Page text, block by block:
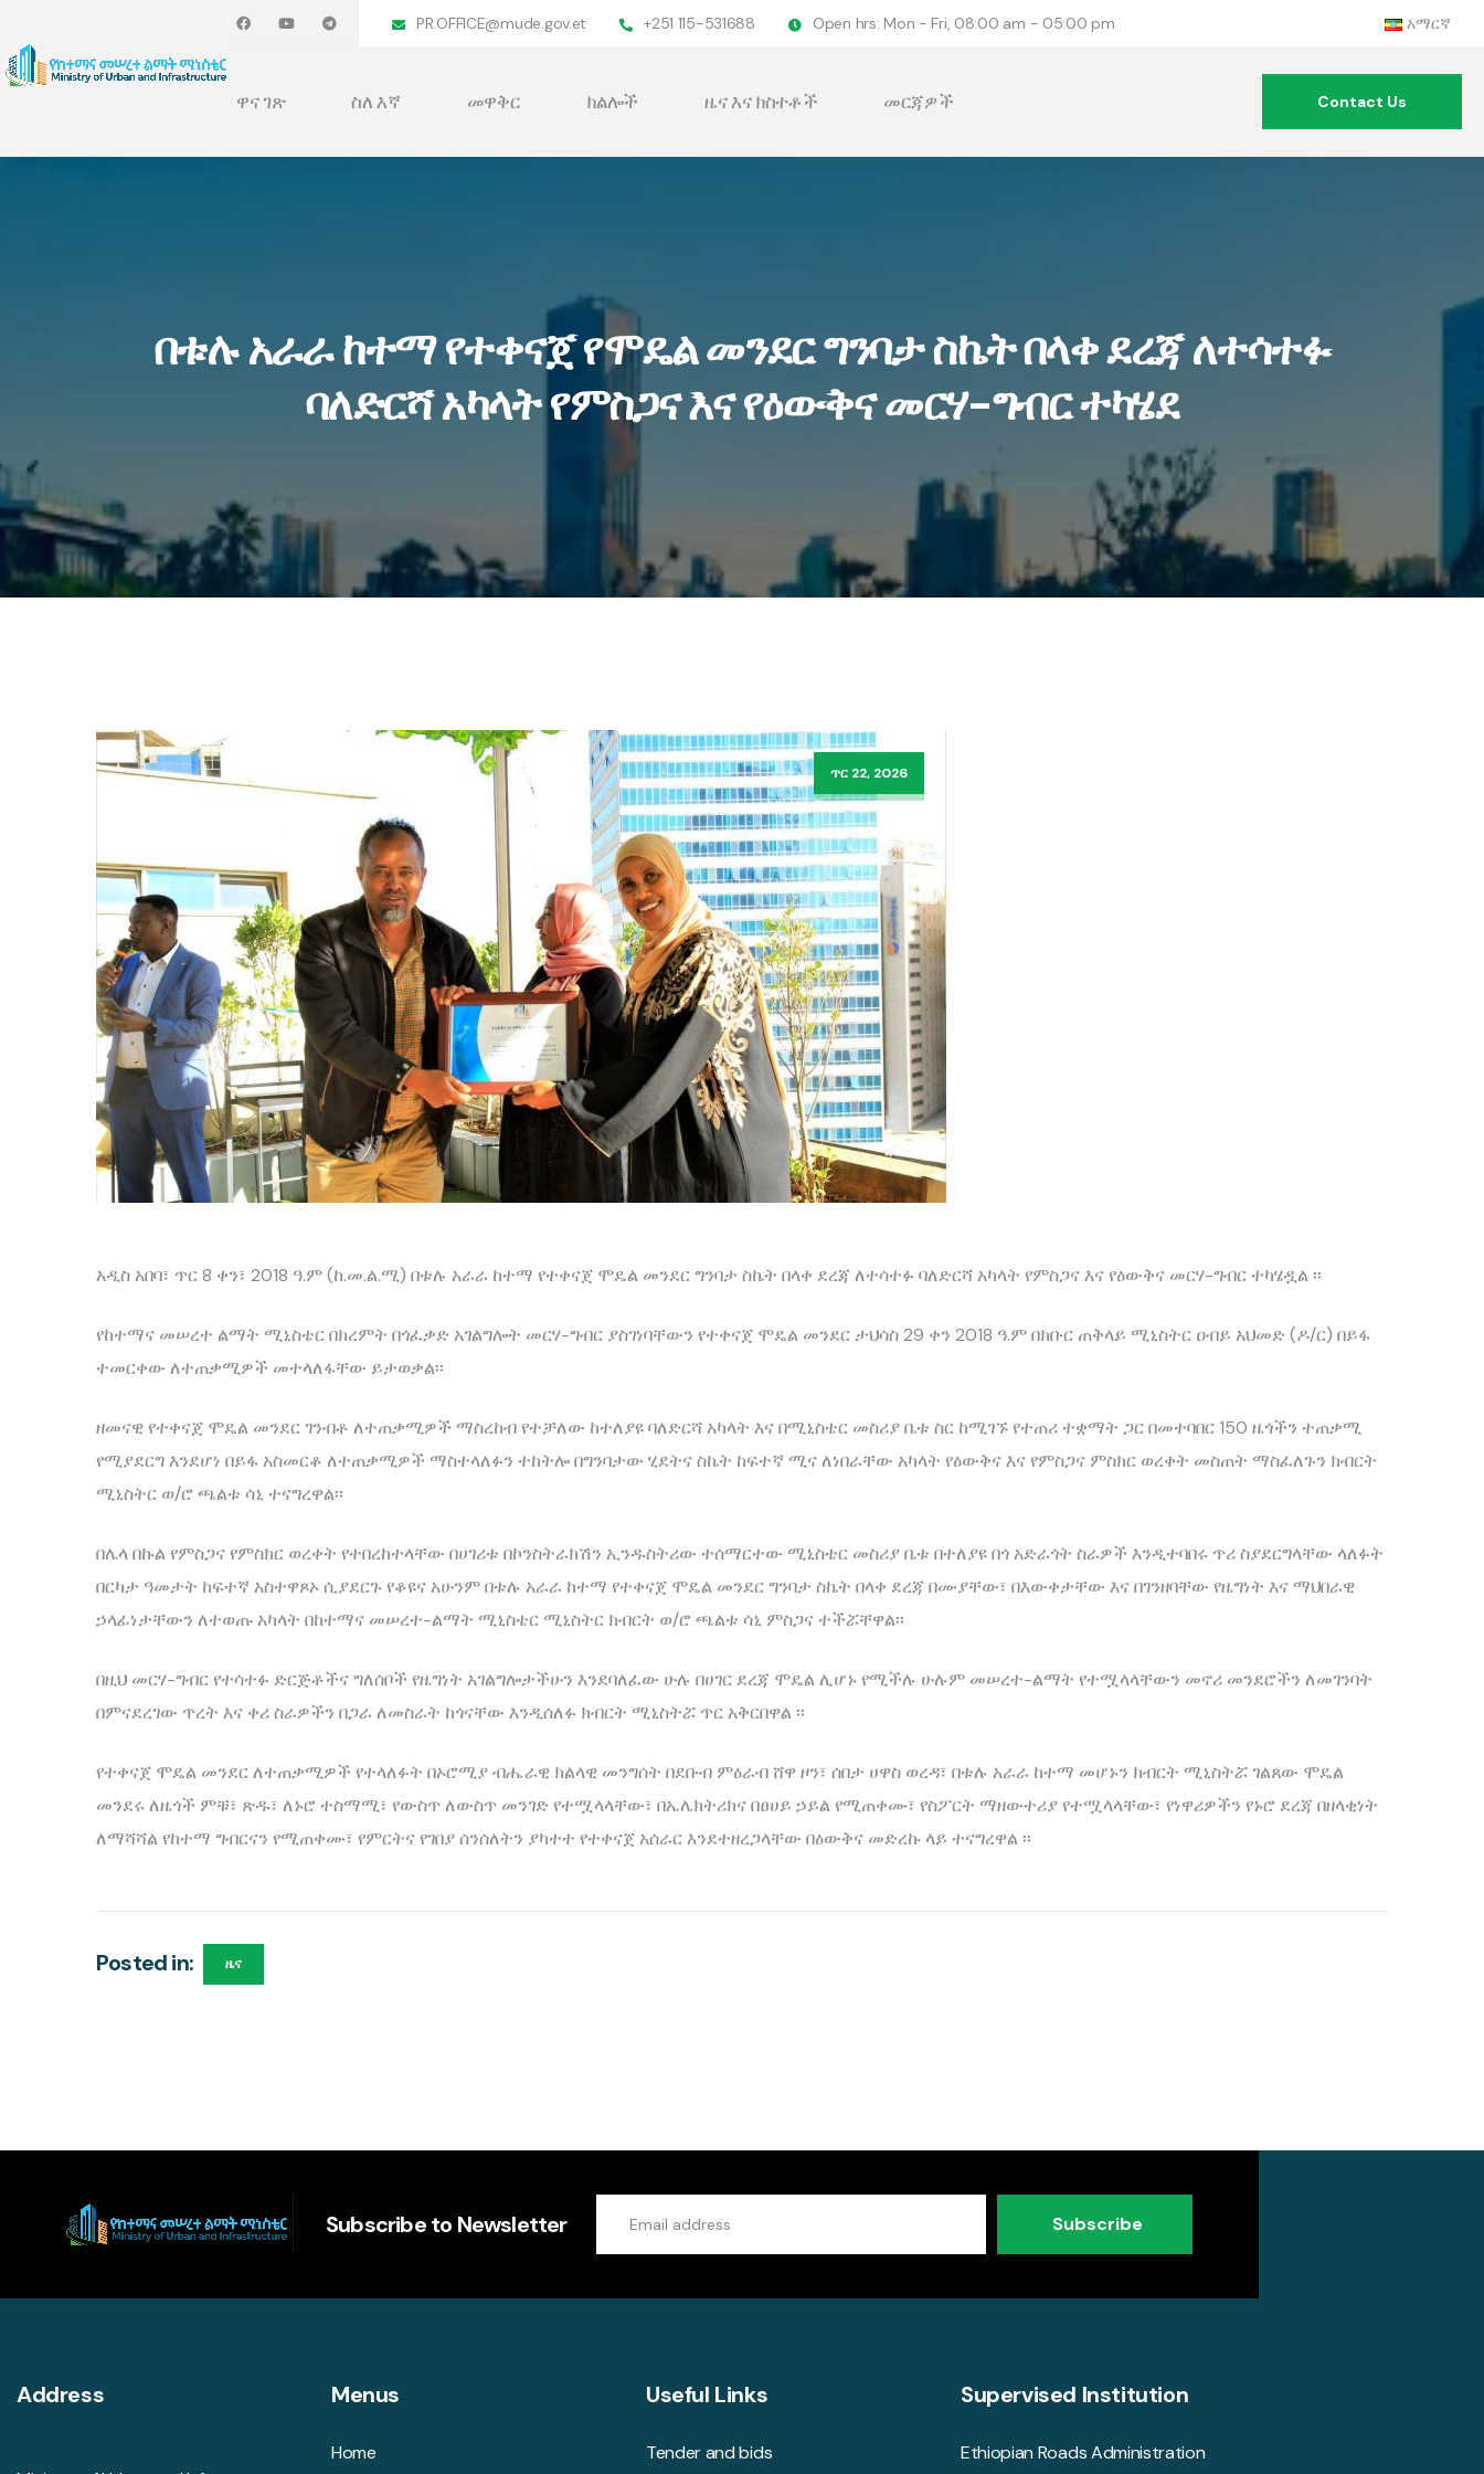
PR.OFFICE@mude.gov.et +251 115-531688 Open hrs: Mon - Fri, 08:00 am - 05:00 pm አማርኛ
ዋና ገጽ ስለ እኛ መዋቅር ክልሎች ዜና እና ክስተቶች መርጃዎች Contact Us
በቱሉ አራራ ከተማ የተቀናጀ የሞዴል መንደር ግንባታ ስኬት በላቀ ደረጃ ለተሳተፉ
ባለድርሻ አካላት የምስጋና እና የዕውቅና መርሃ-ግብር ተካሄደ
ጥር 22, 2026
አዲስ አበባ፣ ጥር 8 ቀን፣ 2018 ዓ.ም (ከ.መ.ል.ሚ) በቱሉ አራራ ከተማ የተቀናጀ ሞዴል መንደር ግንባታ ስኬት በላቀ ደረጃ ለተሳተፉ ባለድርሻ አካላት የምስጋና እና የዕውቅና መርሃ-ግብር ተካሄዷል ፡፡
የከተማና መሠረተ ልማት ሚኒስቴር በክረምት በጎፈቃድ አገልግሎት መርሃ-ግብር ያስገነባቸውን የተቀናጀ ሞዴል መንደር ታህሳስ 29 ቀን 2018 ዓ.ም በክቡር ጠቅላይ ሚኒስትር ዐብይ አህመድ (ዶ/ር) በይፋ
ተመርቀው ለተጠቃሚዎች መተላለፋቸው ይታወቃል፡፡
ዘመናዊ የተቀናጀ ሞዴል መንደር ገንብቶ ለተጠቃሚዎች ማስረከብ የተቻለው ከተለያዩ ባለድርሻ አካላት እና በሚኒስቴር መስሪያ ቤቱ ስር ከሚገኙ የተጠሪ ተቋማት ጋር በመተባበር 150 ዜጎችን ተጠቃሚ
የሚያደርግ እንደሆነ በይፋ አስመርቆ ለተጠቃሚዎች ማስተላለፉን ተከትሎ በግንባታው ሂደትና ስኬት ከፍተኛ ሚና ለነበራቸው አካላት የዕውቅና እና የምስጋና ምስክር ወረቀት መስጠት ማስፈለጉን ክብርት
ሚኒስትር ወ/ሮ ጫልቱ ሳኒ ተናግረዋል፡፡
በሌላ በኩል የምስጋና የምስክር ወረቀት የተበረከተላቸው በሀገሪቱ በኮንስትራክሽን ኢንዱስትሪው ተሰማርተው ሚኒስቴር መስሪያ ቤቱ በተለያዩ በጎ አድራጎት ስራዎች እንዲተባበሩ ጥሪ ስያደርግላቸው ላለፉት
በርካታ ዓመታት ከፍተኛ አስተዋጾኦ ሲያደርጉ የቆዩና አሁንም በቱሉ አራራ ከተማ የተቀናጀ ሞዴል መንደር ግንባታ ስኬት በላቀ ደረጃ በሙያቸው፣ በእውቀታቸው እና በገንዘባቸው የዜግነት እና ማህበራዊ
ኃላፊነታቸውን ለተወጡ አካላት በከተማና መሠረተ-ልማት ሚኒስቴር ሚኒስትር ክብርት ወ/ሮ ጫልቱ ሳኒ ምስጋና ተችሯቸዋል፡፡
በዚህ መርሃ-ግብር የተሳተፉ ድርጅቶችና ግለሰቦች የዜግነት አገልግሎታችሁን እንደባለፈው ሁሉ በሀገር ደረጃ ሞዴል ሊሆኑ የሚችሉ ሁሉም መሠረተ-ልማት የተሟላላቸውን መኖሪ መንደሮችን ለመገንባት
በምናደረገው ጥረት እና ቀሪ ስራዎችን በጋራ ለመስራት ከጎናቸው እንዲሰለፉ ክብርት ሚኒስትሯ ጥር አቅርበዋል ፡፡
የተቀናጀ ሞዴል መንደር ለተጠቃሚዎች የተላለፉት በኦሮሚያ ብሔራዊ ክልላዊ መንግሰት በደቡብ ምዕራብ ሸዋ ዞን፣ ሰበታ ሀዋስ ወረዳ፣ በቱሉ አራራ ከተማ መሆኑን ክብርት ሚኒስትሯ ገልጸው ሞዴል
መንደሩ ለዜጎች ምቹ፣ ጽዱ፣ ለኑሮ ተስማሚ፣ የውስጥ ለውስጥ መንገድ የተሟላላቸው፣ በኤሌክትሪክና በፀሀይ ኃይል የሚጠቀሙ፣ የስፖርት ማዘውተሪያ የተሟላላቸው፣ የነዋሪዎችን የኑሮ ደረጃ በዘላቂነት
ለማሻሻል የከተማ ግብርናን የሚጠቀሙ፣ የምርትና የገበያ ሰንሰለትን ያካተተ የተቀናጀ አሰራር እንደተዘረጋላቸው በዕውቅና መድረኩ ላይ ተናግረዋል ፡፡
Posted in: ዜና
Subscribe to Newsletter Subscribe
Address Menus
Home
Useful Links
Tender and bids
Supervised Institution
Ethiopian Roads Administration